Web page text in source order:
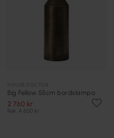
Big Fellow 55cm bordslampa
2 760 kr
Rek. 4 600 kr